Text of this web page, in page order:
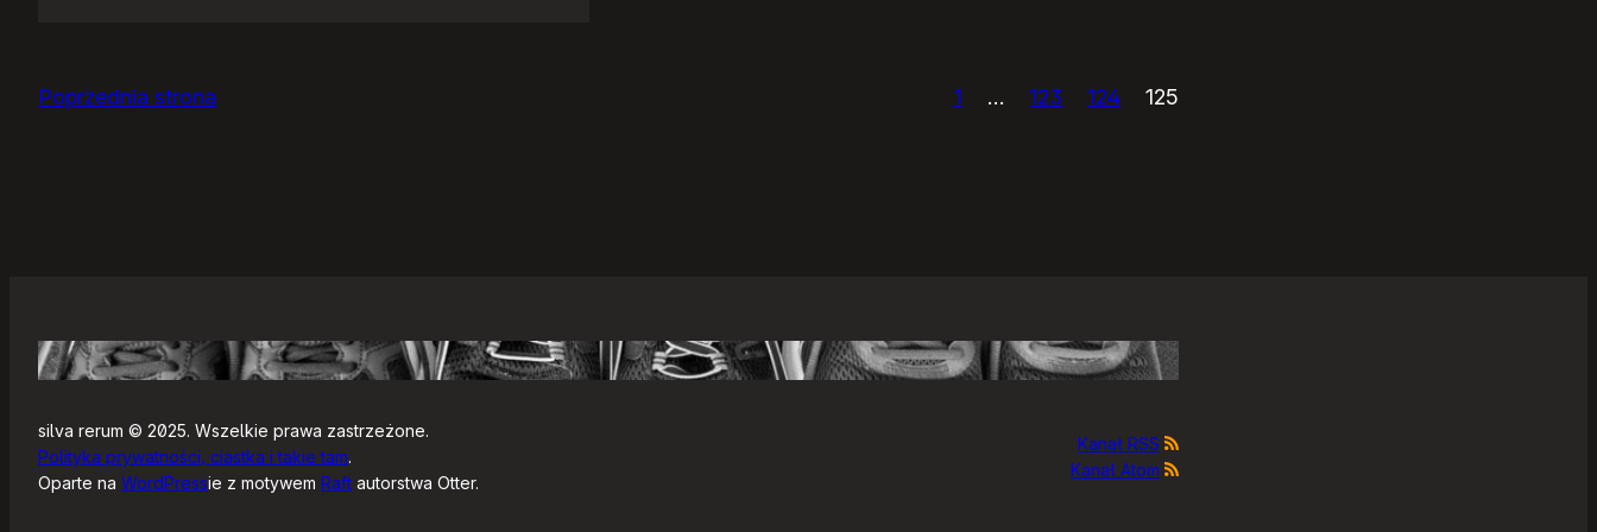
Poprzednia strona 1 … 123 124 125
silva rerum © 2025. Wszelkie prawa zastrzeżone.
Polityka prywatności, ciastka i takie tam.
Oparte na WordPressie z motywem Raft autorstwa Otter.
Kanał RSS
Kanał Atom